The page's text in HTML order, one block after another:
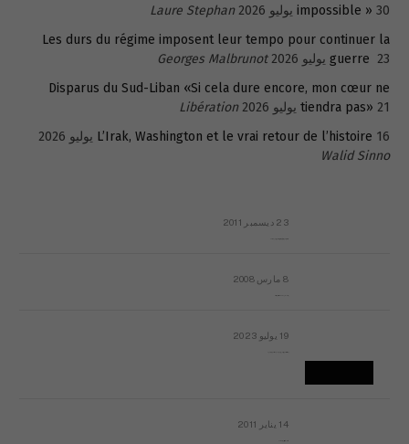
impossible » 30 يوليو 2026
Laure Stephan
Les durs du régime imposent leur tempo pour continuer la
guerre 23 يوليو 2026
Georges Malbrunot
Disparus du Sud-Liban «Si cela dure encore, mon cœur ne
tiendra pas» 21 يوليو 2026
Libération
L’Irak, Washington et le vrai retour de l’histoire 16 يوليو 2026
Walid Sinno
23 ديسمبر 2011
8 مارس 2008
19 يوليو 2023
14 يناير 2011